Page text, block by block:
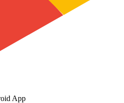
App